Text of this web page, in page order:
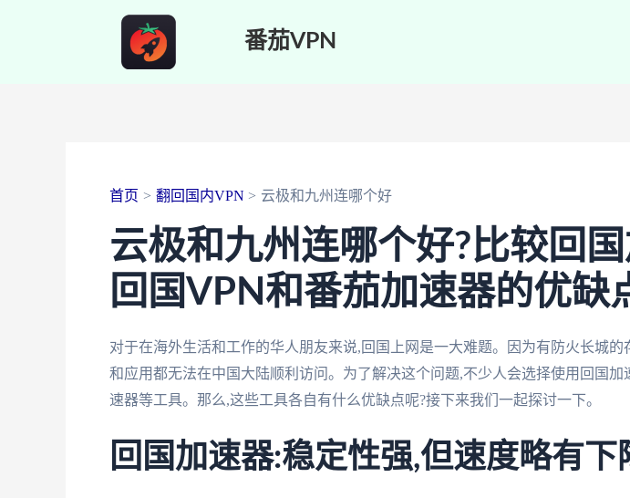
番茄VPN
首页 翻回国内VPN 云极和九州连哪个好
云极和九州连哪个好?比较回国
回国VPN和番茄加速器的优缺
对于在海外生活和工作的华人朋友来说,回国上网是一大难题。因为有防火长城的
和应用都无法在中国大陆顺利访问。为了解决这个问题,不少人会选择使用回国加
速器等工具。那么,这些工具各自有什么优缺点呢?接下来我们一起探讨一下。
回国加速器:稳定性强,但速度略有下